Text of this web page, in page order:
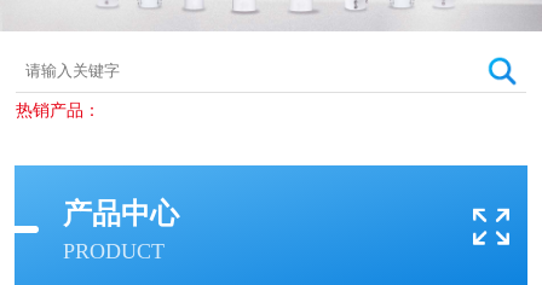
热销产品：
产品中心
PRODUCT